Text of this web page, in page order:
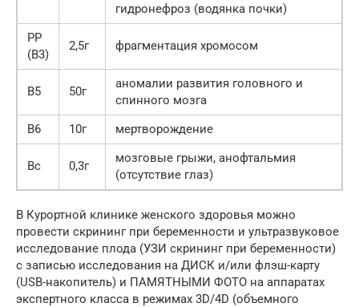
гидронефроз (водянка почки)
РР
(В3)
2,5г фрагментация хромосом
B5 50г
аномалии развития головного и
спинного мозга
В6
10г мертворождение
Вс 0,3г
мозговые грыжи, анофтальмия
(отсутствие глаз)
В Курортной клинике женского здоровья можно
провести скрининг при беременности и ультразвуковое
исследование плода (УЗИ скрининг при беременности)
с записью исследования на ДИСК и/или флэш-карту
(USB-накопитель) и ПАМЯТНЫМИ ФОТО на аппаратах
экспертного класса в режимах 3D/4D (объемного